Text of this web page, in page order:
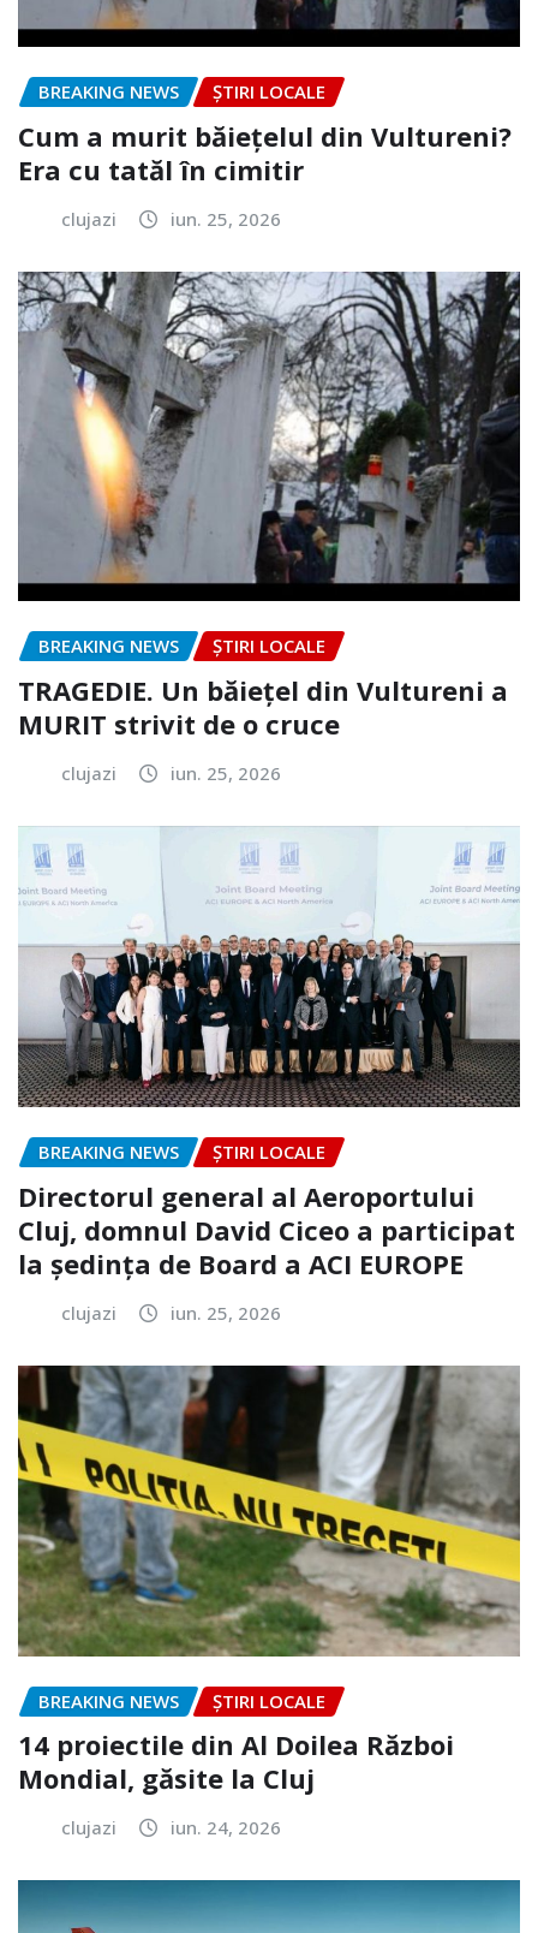
BREAKING NEWS ȘTIRI LOCALE
Cum a murit băiețelul din Vultureni?
Era cu tatăl în cimitir
clujazi iun. 25, 2026
BREAKING NEWS ȘTIRI LOCALE
TRAGEDIE. Un băiețel din Vultureni a
MURIT strivit de o cruce
clujazi iun. 25, 2026
BREAKING NEWS ȘTIRI LOCALE
Directorul general al Aeroportului
Cluj, domnul David Ciceo a participat
la ședința de Board a ACI EUROPE
clujazi iun. 25, 2026
BREAKING NEWS ȘTIRI LOCALE
14 proiectile din Al Doilea Război
Mondial, găsite la Cluj
clujazi iun. 24, 2026